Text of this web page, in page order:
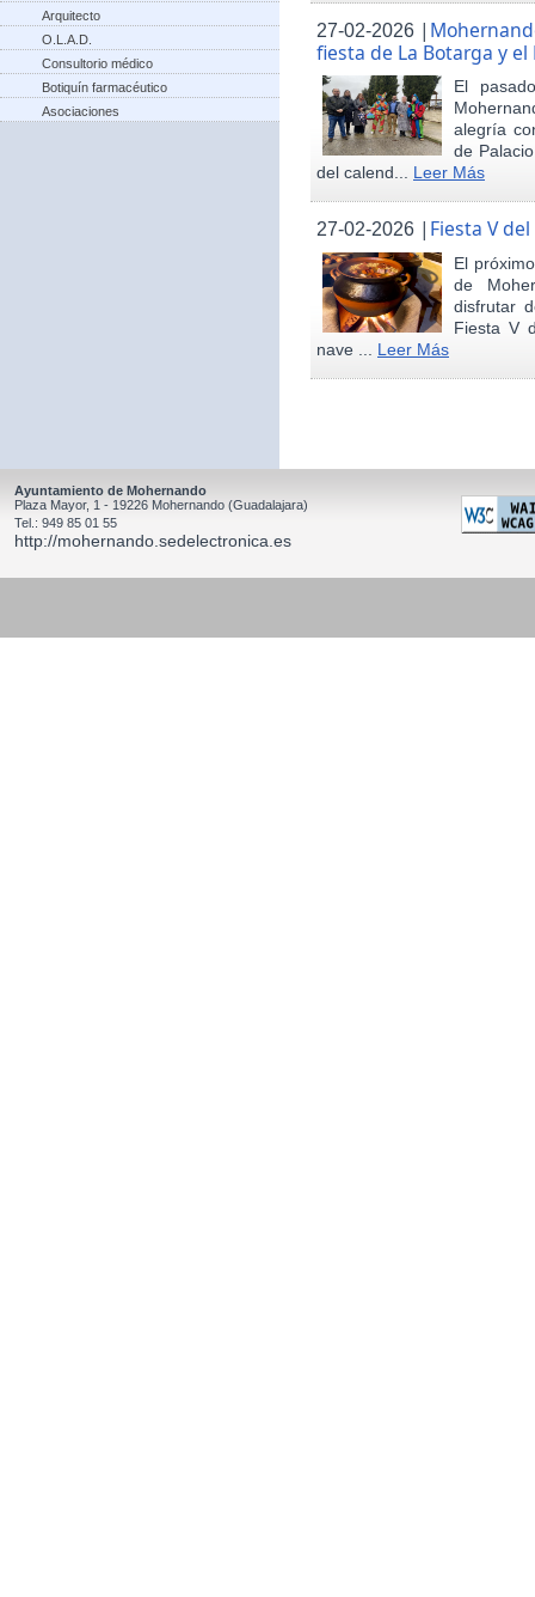
Arquitecto
O.L.A.D.
Consultorio médico
Botiquín farmacéutico
Asociaciones
27-02-2026 |
fiesta de La Botarga y
El
alegría
de
del calend... Leer Más
27-02-2026 | Fiesta V
El
de
disfrutar
Fiesta V
nave ... Leer Más
Ayuntamiento de Mohernando
Plaza Mayor, 1 - 19226 Mohernando (Guadalajara)
Tel.: 949 85 01 55
http://mohernando.sedelectronica.es